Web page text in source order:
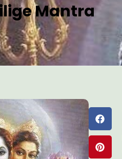
Mantra